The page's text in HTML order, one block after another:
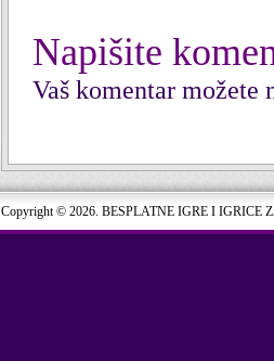
Napišite
Vaš komentar možete
Copyright © 2026. BESPLATNE IGRE I IGRICE